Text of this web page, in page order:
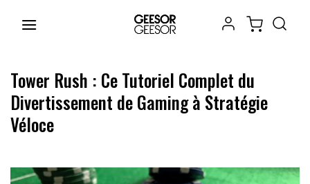
Tower Rush : Ce Tutoriel Complet du
Divertissement de Gaming à Stratégie
Véloce